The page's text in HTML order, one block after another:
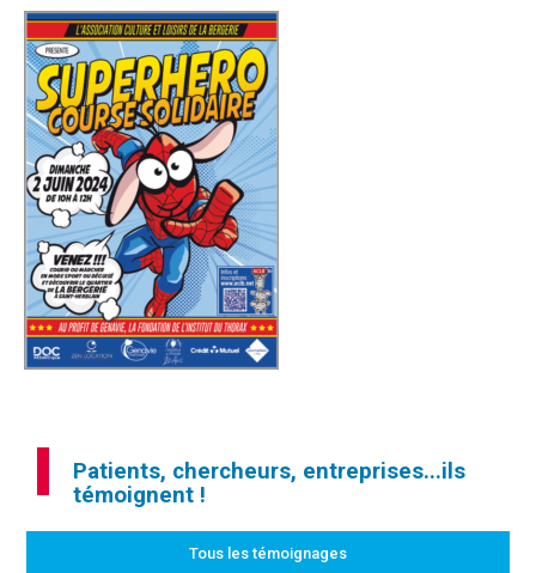
Patients, chercheurs, entreprises...ils
témoignent !
Tous les témoignages